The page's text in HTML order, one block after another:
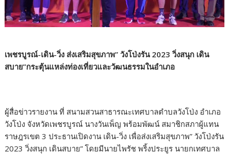
เพชรบูรณ์-เดิน-วิ่ง ส่งเสริมสุขภาพ” วังโป่งรัน 2023 วิ่งสนุก เดิน
สบาย”กระตุ้นแหล่งท่องเที่ยวและวัฒนธรรมในอำเภอ
ผู้สื่อข่าวรายงาน ที่ สนามสวนสาธารณะเทศบาลตำบลวังโป่ง อำเภอ
วังโป่ง จังหวัดเพชรบูรณ์ นางวันเพ็ญ พร้อมพัฒน์ สมาชิกสภาผู้แทน
ราษฎรเขต 3 ประธานเปิดงาน เดิน-วิ่ง เพื่อส่งเสริมสุขภาพ” วังโป่งรัน
2023 วิ่งสนุก เดินสบาย” โดยมีนายไพรัช พริ้งประยูร นายกเทศบาล